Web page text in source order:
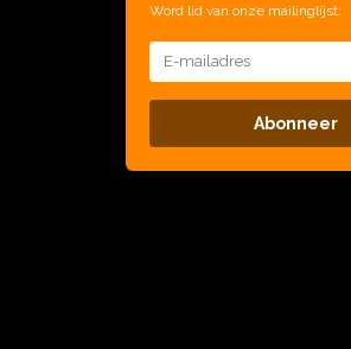
Word lid van onze mailinglijst:
Abonneer